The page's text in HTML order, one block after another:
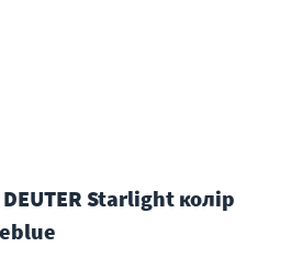
Starlight колір